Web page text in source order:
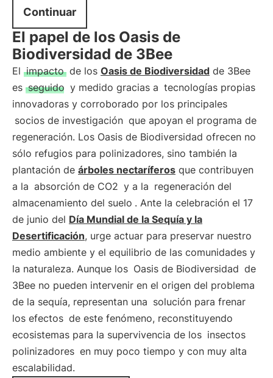
Continuar
El papel de los Oasis de
Biodiversidad de 3Bee
El impacto de los Oasis de Biodiversidad de 3Bee
es seguido y medido gracias a tecnologías propias
innovadoras y corroborado por los principales
socios de investigación que apoyan el programa de
regeneración. Los Oasis de Biodiversidad ofrecen no
sólo refugios para polinizadores, sino también la
plantación de árboles nectaríferos que contribuyen
a la absorción de CO2 y a la regeneración del
almacenamiento del suelo . Ante la celebración el 17
de junio del Día Mundial de la Sequía y la
Desertificación, urge actuar para preservar nuestro
medio ambiente y el equilibrio de las comunidades y
la naturaleza. Aunque los Oasis de Biodiversidad de
3Bee no pueden intervenir en el origen del problema
de la sequía, representan una solución para frenar
los efectos de este fenómeno, reconstituyendo
ecosistemas para la supervivencia de los insectos
polinizadores en muy poco tiempo y con muy alta
escalabilidad.